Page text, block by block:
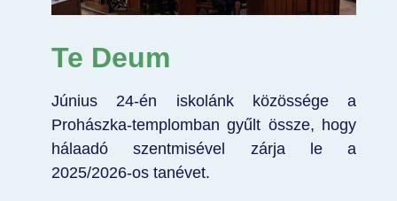
Te Deum
Június 24-én iskolánk közössége a
Prohászka-templomban gyűlt össze, hogy
hálaadó szentmisével zárja le a
2025/2026-os tanévet.